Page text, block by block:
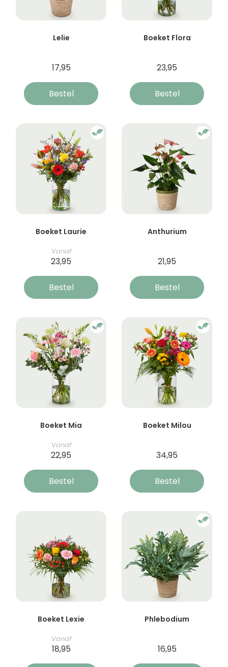
Lelie
17,95
Bestel
Boeket Flora
23,95
Bestel
Boeket Laurie
Vanaf
23,95
Bestel
Anthurium
21,95
Bestel
Boeket Mia
Vanaf
22,95
Bestel
Boeket Milou
34,95
Bestel
Boeket Lexie
Vanaf
18,95
Phlebodium
16,95